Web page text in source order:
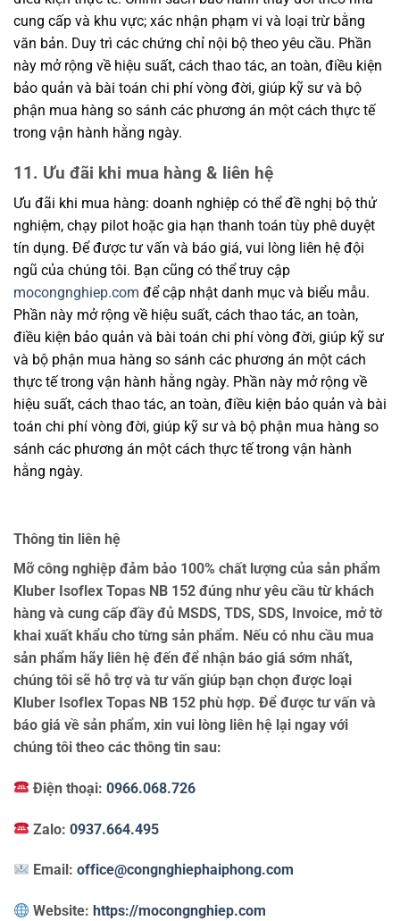
cung cấp và khu vực; xác nhận phạm vi và loại trừ bằng
văn bản. Duy trì các chứng chỉ nội bộ theo yêu cầu. Phần
này mở rộng về hiệu suất, cách thao tác, an toàn, điều kiện
bảo quản và bài toán chi phí vòng đời, giúp kỹ sư và bộ
phận mua hàng so sánh các phương án một cách thực tế
trong vận hành hằng ngày.
11. Ưu đãi khi mua hàng & liên hệ
Ưu đãi khi mua hàng: doanh nghiệp có thể đề nghị bộ thử
nghiệm, chạy pilot hoặc gia hạn thanh toán tùy phê duyệt
tín dụng. Để được tư vấn và báo giá, vui lòng liên hệ đội
ngũ của chúng tôi. Bạn cũng có thể truy cập
mocongnghiep.com để cập nhật danh mục và biểu mẫu.
Phần này mở rộng về hiệu suất, cách thao tác, an toàn,
điều kiện bảo quản và bài toán chi phí vòng đời, giúp kỹ sư
và bộ phận mua hàng so sánh các phương án một cách
thực tế trong vận hành hằng ngày. Phần này mở rộng về
hiệu suất, cách thao tác, an toàn, điều kiện bảo quản và bài
toán chi phí vòng đời, giúp kỹ sư và bộ phận mua hàng so
sánh các phương án một cách thực tế trong vận hành
hằng ngày.
Thông tin liên hệ
Mỡ công nghiệp đảm bảo 100% chất lượng của sản phẩm
Kluber Isoflex Topas NB 152 đúng như yêu cầu từ khách
hàng và cung cấp đầy đủ MSDS, TDS, SDS, Invoice, mở tờ
khai xuất khẩu cho từng sản phẩm. Nếu có nhu cầu mua
sản phẩm hãy liên hệ đến để nhận báo giá sớm nhất,
chúng tôi sẽ hỗ trợ và tư vấn giúp bạn chọn được loại
Kluber Isoflex Topas NB 152 phù hợp. Để được tư vấn và
báo giá về sản phẩm, xin vui lòng liên hệ lại ngay với
chúng tôi theo các thông tin sau:
Điện thoại:0966.068.726
Zalo:0937.664.495
Email:office@congnghiephaiphong.com
Website: https://mocongnghiep.com